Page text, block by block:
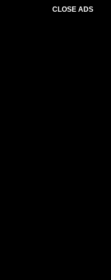
CLOSE ADS